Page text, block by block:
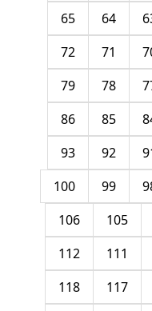
64
65
71
72
78
79
85
86
92
93
99
100
105
106
111
112
117
118